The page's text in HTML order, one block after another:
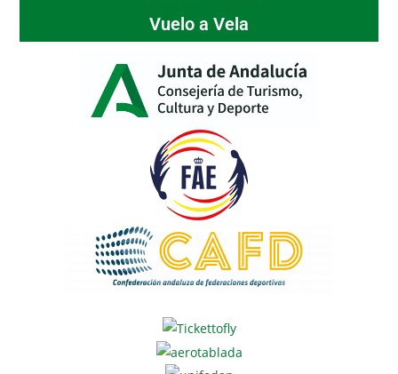
Vuelo a Vela